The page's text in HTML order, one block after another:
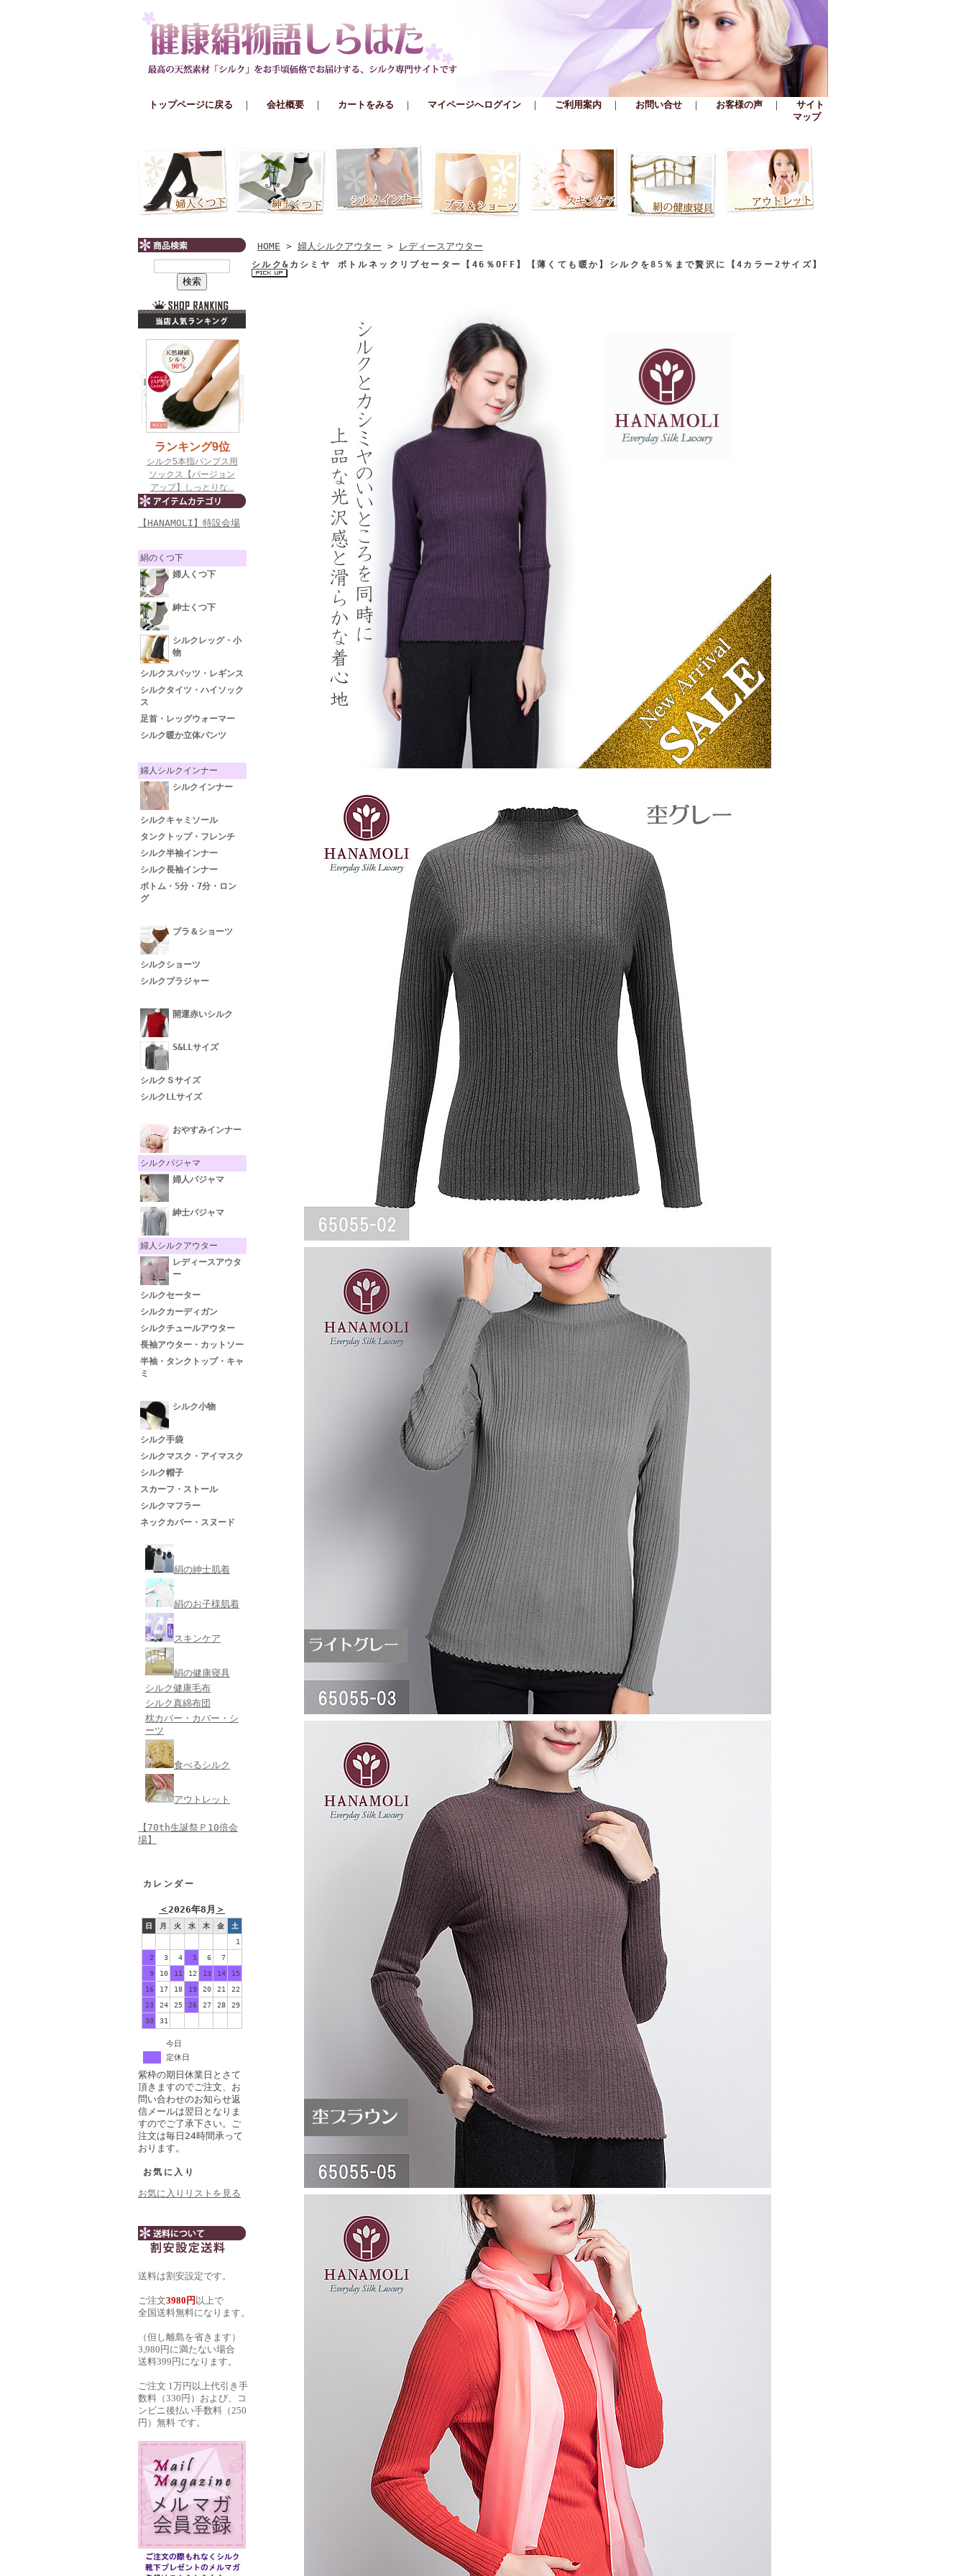
トップページに戻る ｜ 会社概要 ｜ カートをみる ｜ マイページへログイン ｜ ご利用案内 ｜ お問い合せ ｜ お客様の声 ｜
サイト
マップ
【HANAMOLI】特設会場
絹のくつ下
婦人くつ下
紳士くつ下
シルクレッグ・小
物
シルクスパッツ・レギンス
シルクタイツ・ハイソック
ス
足首・レッグウォーマー
シルク暖か立体パンツ
婦人シルクインナー
シルクインナー
シルクキャミソール
タンクトップ・フレンチ
シルク半袖インナー
シルク長袖インナー
ボトム・5分・7分・ロン
グ
ブラ＆ショーツ
シルクショーツ
シルクブラジャー
開運赤いシルク
S&LLサイズ
シルクＳサイズ
シルクLLサイズ
おやすみインナー
シルクパジャマ
婦人パジャマ
紳士パジャマ
婦人シルクアウター
レディースアウタ
ー
シルクセーター
シルクカーディガン
シルクチュールアウター
長袖アウター・カットソー
半袖・タンクトップ・キャ
ミ
シルク小物
シルク手袋
シルクマスク・アイマスク
シルク帽子
スカーフ・ストール
シルクマフラー
ネックカバー・スヌード
絹の紳士肌着
絹のお子様肌着
スキンケア
絹の健康寝具
シルク健康毛布
シルク真綿布団
枕カバー・カバー・シ
ーツ
食べるシルク
アウトレット
【70th生誕祭Ｐ10倍会
場】
カレンダー
＜2026年8月 ＞
日 月 火 水 木 金
土
1
2
3 4 5 6 7
9
10 11 12 13 14
15
16
17 18 19 20 21
22
23
24 25 26 27 28
29
30
31
今日
定休日
紫枠の期日休業日とさて
頂きますのでご注文、お
問い合わせのお知らせ返
信メールは翌日となりま
すのでご了承下さい。ご
注文は毎日24時間承って
おります。
お気に入り
お気に入りリストを見る
送料は割安設定です。
ご注文3980円 以上で
全国送料無料になります。
（但し離島を省きます）
3,980円に満たない場合
送料399円になります。
ご注文 1万円以上代引き手
数料（330円）および、コ
ンビニ後払い手数料（250
円）無料 です。
HOME > 婦人シルクアウター > レディースアウター
シルク&カシミヤ ボトルネックリブセーター【46％OFF】【薄くても暖か】シルクを85％まで贅沢に【4カラー2サイズ】